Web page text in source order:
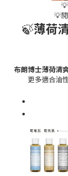
💡
🍃薄荷
布朗博士薄荷清
更多適合油